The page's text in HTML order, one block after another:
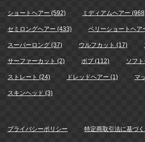
ショートヘアー (592) ミディアムヘアー
セミロングヘアー (433) ベリーショートヘア
スーパーロング (37) ウルフカット (17)
サーファーカット (2) ボブ (112) ソフ
ストレート (24) ドレッドヘアー (1) マ
スキンヘッド (3)
プライバシーポリシー 特定商取引法に基づ